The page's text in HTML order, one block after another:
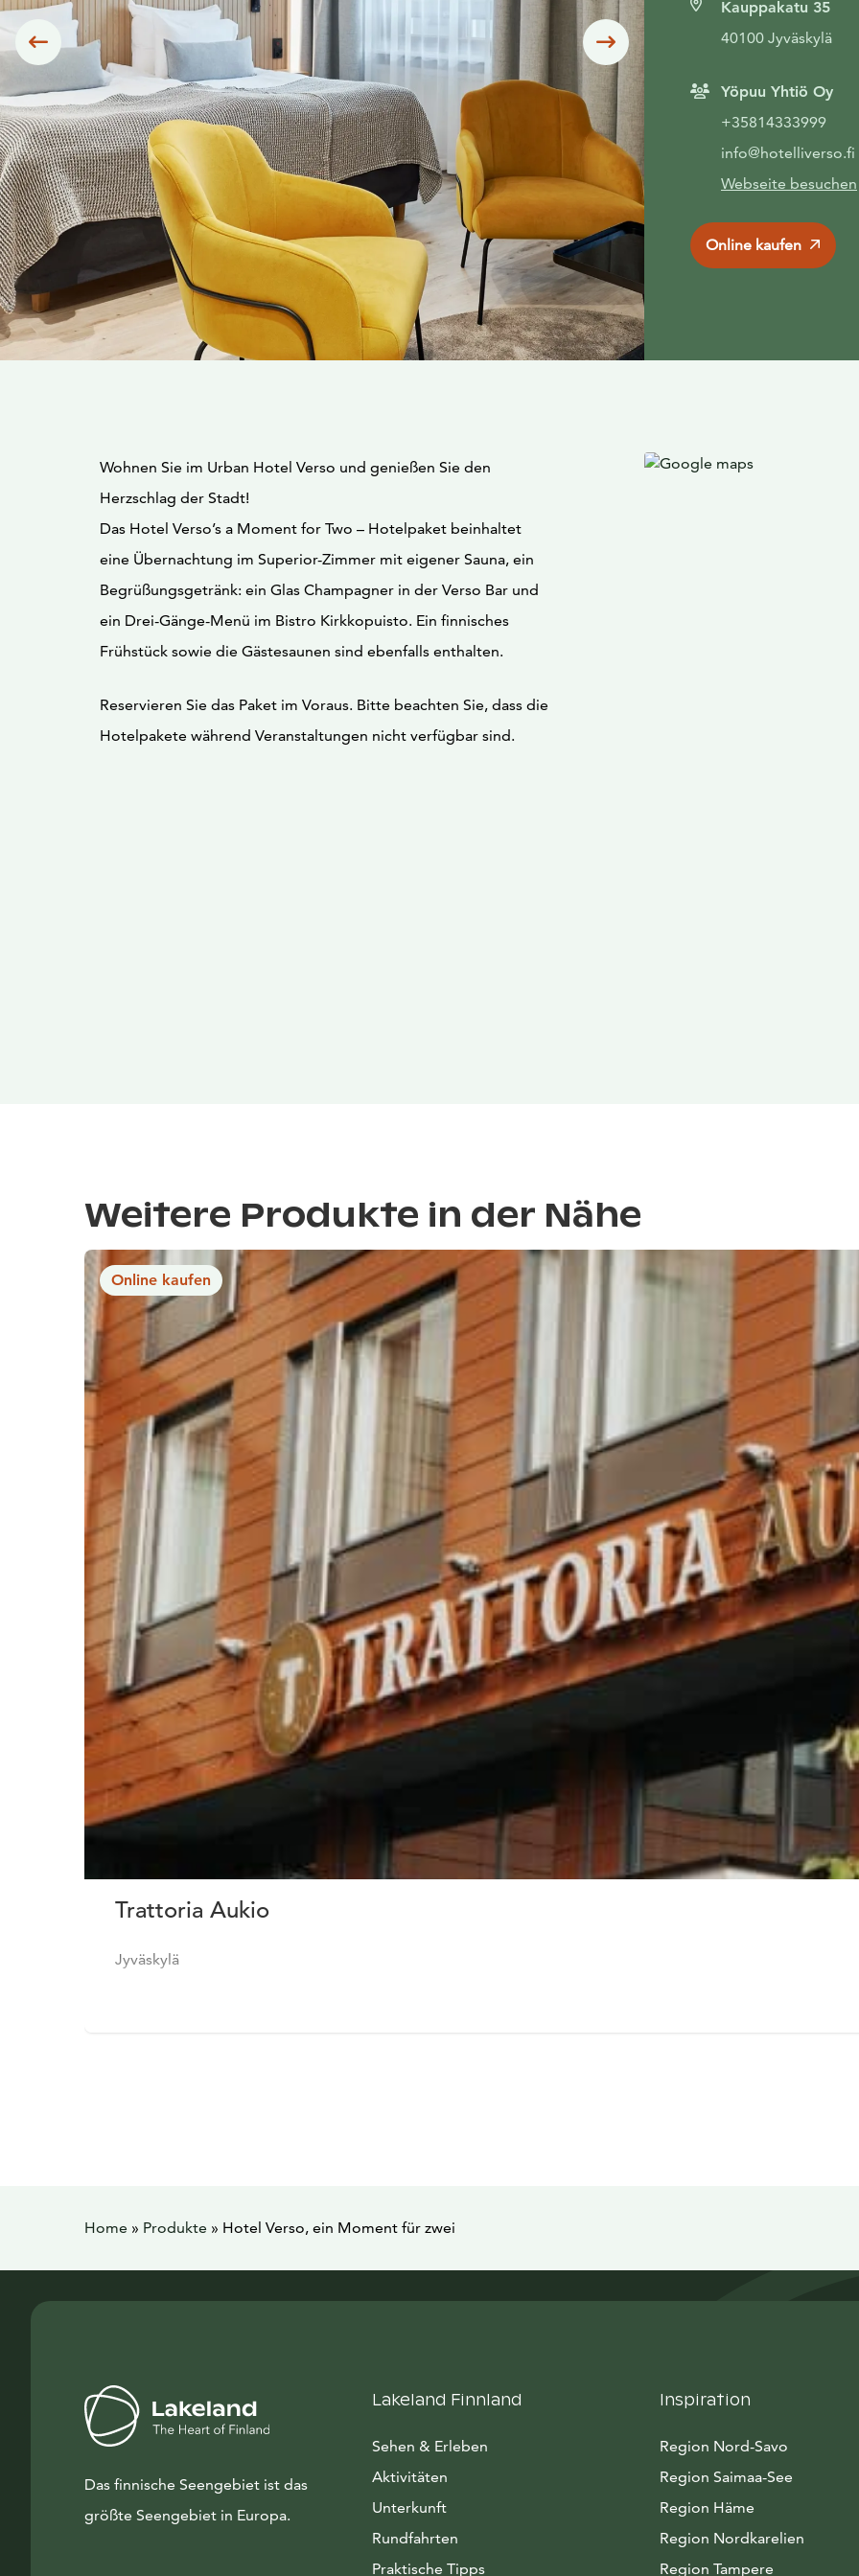
Siirry edelliseen Siirry seuraavaan
Kauppakatu 35
40100 Jyväskylä
Yöpuu Yhtiö Oy
+35814333999
info@hotelliverso.fi
Webseite besuchen
Online kaufen
Wohnen Sie im Urban Hotel Verso und genießen Sie den
Herzschlag der Stadt!
Das Hotel Verso’s a Moment for Two – Hotelpaket beinhaltet
eine Übernachtung im Superior-Zimmer mit eigener Sauna, ein
Begrüßungsgetränk: ein Glas Champagner in der Verso Bar und
ein Drei-Gänge-Menü im Bistro Kirkkopuisto. Ein finnisches
Frühstück sowie die Gästesaunen sind ebenfalls enthalten.
Reservieren Sie das Paket im Voraus. Bitte beachten Sie, dass die
Hotelpakete während Veranstaltungen nicht verfügbar sind.
Weitere Produkte in der Nähe
Online kaufen
Trattoria Aukio
Jyväskylä
Home » Produkte » Hotel Verso, ein Moment für zwei
Das finnische Seengebiet ist das
größte Seengebiet in Europa.
Lakeland Finnland
Sehen & Erleben
Aktivitäten
Unterkunft
Rundfahrten
Praktische Tipps
Inspiration
Region Nord-Savo
Region Saimaa-See
Region Häme
Region Nordkarelien
Region Tampere